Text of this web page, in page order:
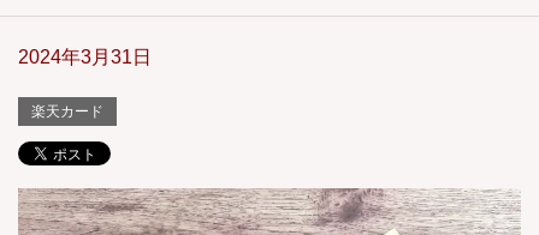
2024年3月31日
楽天カード